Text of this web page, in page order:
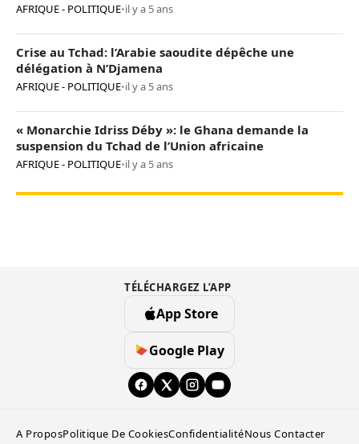
AFRIQUE - POLITIQUE•il y a 5 ans
Crise au Tchad: l’Arabie saoudite dépêche une
délégation à N’Djamena
AFRIQUE - POLITIQUE•il y a 5 ans
« Monarchie Idriss Déby »: le Ghana demande la
suspension du Tchad de l’Union africaine
AFRIQUE - POLITIQUE•il y a 5 ans
TÉLÉCHARGEZ L’APP
App Store
Google Play
A ProposPolitique De CookiesConfidentialitéNous Contacter